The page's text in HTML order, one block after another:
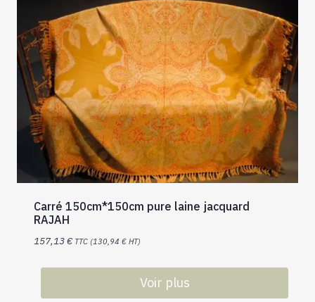
Carré 150cm*150cm pure laine jacquard
RAJAH
157,13€ TTC (130,94 € HT)
Voir plus